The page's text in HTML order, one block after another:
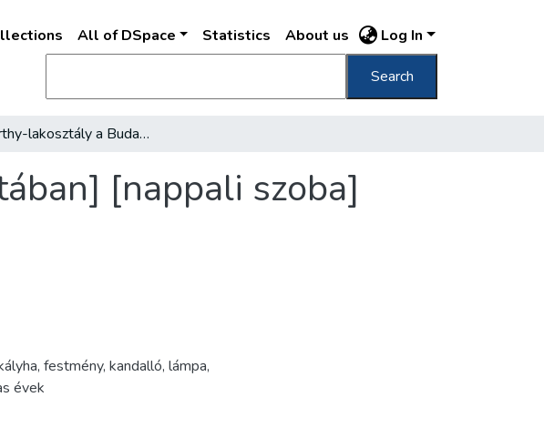
All of DSpace Statistics About us Log In
Search
[Horthy-lakosztály a Budavári Palotában] [nappali szoba]
[nappali szoba]
, festmény, kandalló, lámpa,
évek